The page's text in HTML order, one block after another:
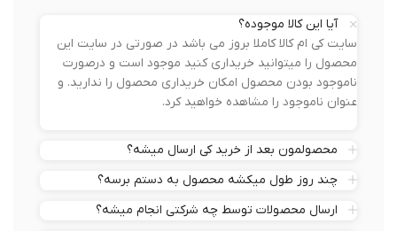
آیا این کالا موجوده؟
سایت کی ام کالا کاملا بروز می باشد در صورتی در سایت این
محصول را میتوانید خریداری کنید موجود است و درصورت
ناموجود بودن محصول امکان خریداری محصول را ندارید. و
عنوان ناموجود را مشاهده خواهید کرد.
محصولمون بعد از خرید کی ارسال میشه؟
چند روز طول میکشه محصول به دستم برسه؟
ارسال محصولات توسط چه شرکتی انجام میشه؟